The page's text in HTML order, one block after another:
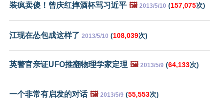
装疯卖傻！曾庆红摔酒杯骂习近平 🖼️ 2013/5/10 (157,075次)
江现在怂包成这样了 2013/5/10 (108,039次)
英警官亲证UFO推翻物理学家定理 🖼️ 2013/5/9 (64,133次)
一个非常有启发的对话 🖼️ 2013/5/9 (55,553次)